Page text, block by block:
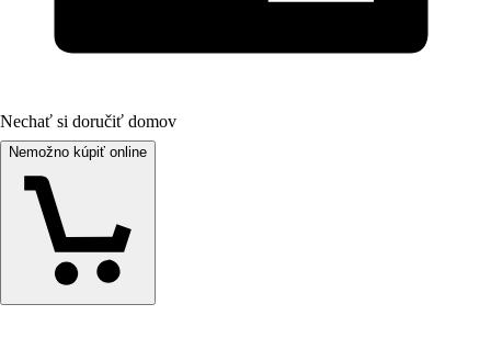
Nechať si doručiť domov
Nemožno kúpiť online